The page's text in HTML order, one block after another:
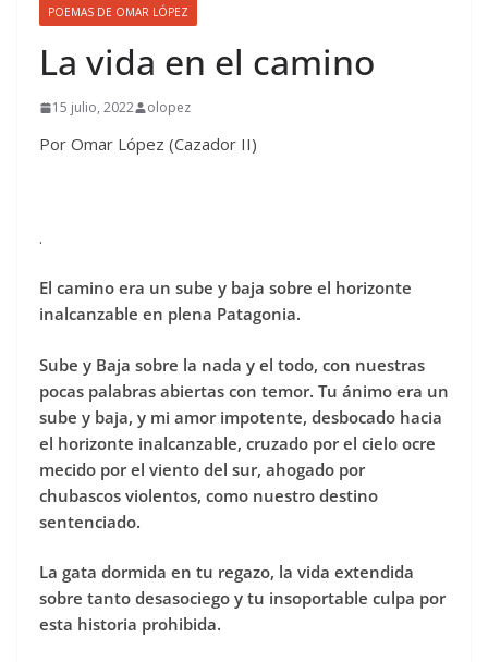
POEMAS DE OMAR LÓPEZ
La vida en el camino
15 julio, 2022 olopez
Por Omar López (Cazador II)
.
El camino era un sube y baja sobre el horizonte
inalcanzable en plena Patagonia.
Sube y Baja sobre la nada y el todo, con nuestras
pocas palabras abiertas con temor. Tu ánimo era un
sube y baja, y mi amor impotente, desbocado hacia
el horizonte inalcanzable, cruzado por el cielo ocre
mecido por el viento del sur, ahogado por
chubascos violentos, como nuestro destino
sentenciado.
La gata dormida en tu regazo, la vida extendida
sobre tanto desasociego y tu insoportable culpa por
esta historia prohibida.